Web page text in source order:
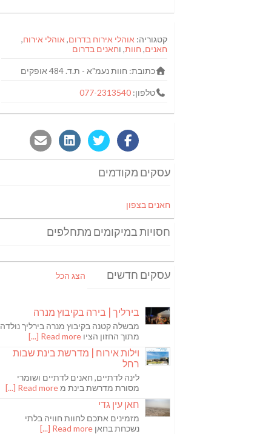
קטגוריה: אוהלי אירוח בדרום, אוהלי אירוח,
חאנים, חוות, וחאנים בדרום
כתובת: חוות נעמ"א - ת.ד. 484 אופקים
טלפון:077-2313540
עסקים מקודמים
חאנים בצפון
חסויות במיקומים מתחלפים
עסקים חדשים הצג הכל
בירליך | בירה בקיבוץ מנרה
מבשלה קטנה בקיבוץ מנרה בירליך נולדה
מתוך החזון הציו Read more [...]
וילות אירוח | מדרשת בינת שבות
רחל
לינה לדתיים, חאנים לדתיים ושומרי
מסורת מדרשת בינת מRead more [...]
חאן עין גדי
מזמינים אתכם לחוות חוויה בלתי
נשכחת בחאן Read more [...]